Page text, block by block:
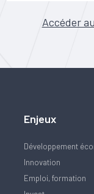
Accéder
Enjeux
Développement
Innovation
Emploi, formation